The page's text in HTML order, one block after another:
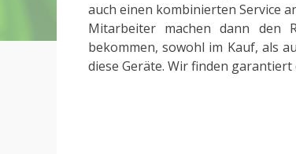
auch einen kombinierten Service
Mitarbeiter machen dann den
bekommen, sowohl im Kauf, als
diese Geräte. Wir finden